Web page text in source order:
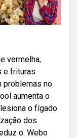
vermelha,
e frituras
problemas no
aumenta o
o fígado
dos
o. Webo